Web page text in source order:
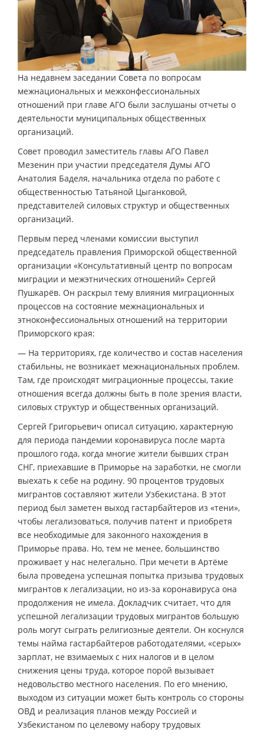
На недавнем заседании Совета по вопросам
межнациональных и межконфессиональных
отношений при главе АГО были заслушаны отчеты о
деятельности муниципальных общественных
организаций.
Совет проводил заместитель главы АГО Павел
Мезенин при участии председателя Думы АГО
Анатолия Баделя, начальника отдела по работе с
общественностью Татьяной Цыганковой,
представителей силовых структур и общественных
организаций.
Первым перед членами комиссии выступил
председатель правления Приморской общественной
организации «Консультативный центр по вопросам
миграции и межэтнических отношений» Сергей
Пушкарёв. Он раскрыл тему влияния миграционных
процессов на состояние межнациональных и
этноконфессиональных отношений на территории
Приморского края:
— На территориях, где количество и состав населения
стабильны, не возникает межнациональных проблем.
Там, где происходят миграционные процессы, такие
отношения всегда должны быть в поле зрения власти,
силовых структур и общественных организаций.
Сергей Григорьевич описал ситуацию, характерную
для периода пандемии коронавируса после марта
прошлого года, когда многие жители бывших стран
СНГ, приехавшие в Приморье на заработки, не смогли
выехать к себе на родину. 90 процентов трудовых
мигрантов составляют жители Узбекистана. В этот
период был заметен выход гастарбайтеров из «тени»,
чтобы легализоваться, получив патент и приобретя
все необходимые для законного нахождения в
Приморье права. Но, тем не менее, большинство
проживает у нас нелегально. При мечети в Артёме
была проведена успешная попытка призыва трудовых
мигрантов к легализации, но из-за коронавируса она
продолжения не имела. Докладчик считает, что для
успешной легализации трудовых мигрантов большую
роль могут сыграть религиозные деятели. Он коснулся
темы найма гастарбайтеров работодателями, «серых»
зарплат, не взимаемых с них налогов и в целом
снижения цены труда, которое порой вызывает
недовольство местного населения. По его мнению,
выходом из ситуации может быть контроль со стороны
ОВД и реализация планов между Россией и
Узбекистаном по целевому набору трудовых